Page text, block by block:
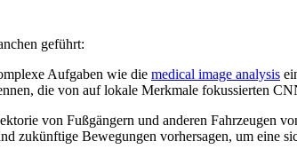
geführt:
Aufgaben wie die medical image analysis
die von auf lokale Merkmale fokussierten
von Fußgängern und anderen Fahrzeugen
zukünftige Bewegungen vorhersagen, um eine